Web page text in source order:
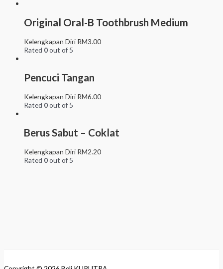
Original Oral-B Toothbrush Medium
Kelengkapan Diri RM3.00
Rated 0out of 5
Pencuci Tangan
Kelengkapan Diri RM6.00
Rated 0out of 5
Berus Sabut – Coklat
Kelengkapan Diri RM2.20
Rated 0out of 5